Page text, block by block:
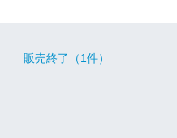
販売終了（1件）